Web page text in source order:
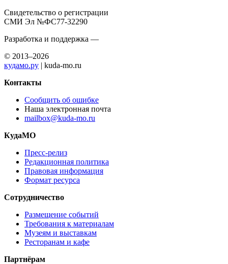
Свидетельство о регистрации
СМИ Эл №ФС77-32290
Разработка и поддержка —
© 2013–2026
кудамо.ру | kuda-mo.ru
Контакты
Сообщить об ошибке
Наша электронная почта
mailbox@kuda-mo.ru
КудаМО
Пресс-релиз
Редакционная политика
Правовая информация
Формат ресурса
Сотрудничество
Размещение событий
Требования к материалам
Музеям и выставкам
Ресторанам и кафе
Партнёрам